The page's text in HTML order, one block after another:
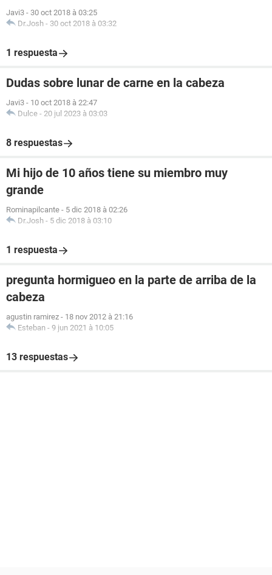
Javi3 - 30 oct 2018 à 03:25
Dr.Josh - 30 oct 2018 à 03:32
1 respuesta
Dudas sobre lunar de carne en la cabeza
Javi3 - 10 oct 2018 à 22:47
Dulce - 20 jul 2023 à 03:03
8 respuestas
Mi hijo de 10 años tiene su miembro muy
grande
Rominapilcante - 5 dic 2018 à 02:26
Dr.Josh - 5 dic 2018 à 03:10
1 respuesta
pregunta hormigueo en la parte de arriba de la
cabeza
agustin ramirez - 18 nov 2012 à 21:16
Esteban - 9 jun 2021 à 10:05
13 respuestas